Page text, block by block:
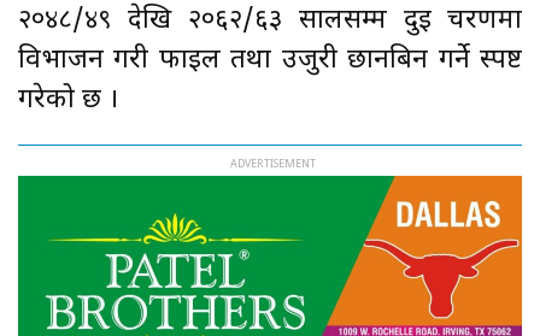
२०४८/४९ देखि २०६२/६३ सालसम्म दुई चरणमा
विभाजन गरी फाइल तथा उजुरी छानबिन गर्ने स्पष्ट
गरेको छ ।